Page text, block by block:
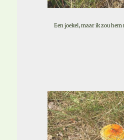
Een joekel, maar ik zou